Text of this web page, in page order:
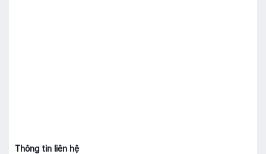
Thông tin liên hệ